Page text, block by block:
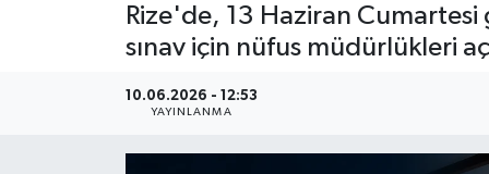
Rize'de, 13 Haziran Cumartesi
sınav için nüfus müdürlükleri
10.06.2026 - 12:53
YAYINLANMA
Son Dakika Haberleri
Haber Arşivi